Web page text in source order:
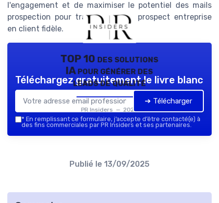
l'engagement et de maximiser le potentiel des mails
prospection pour transformer un prospect entreprise
en client fidèle.
TOP 10 des solutions
IA pour générer des
leads de qualité
PR Insiders — 2026
Téléchargez gratuitement le livre blanc
➔ Télécharger
* En remplissant ce formulaire, j’accepte d’être contacté(e) à
des fins commerciales par PR Insiders et ses partenaires.
Publié le 13/09/2025